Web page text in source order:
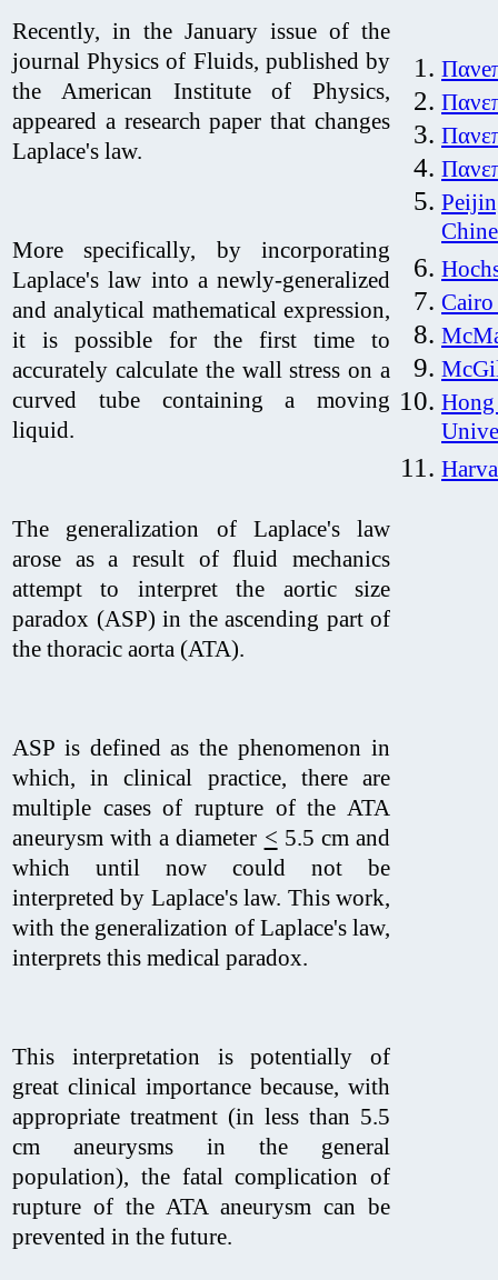
Recently, in the January issue of the
journal Physics of Fluids, published by
the American Institute of Physics,
appeared a research paper that changes
Laplace's law.
More specifically, by incorporating
Laplace's law into a newly-generalized
and analytical mathematical expression,
it is possible for the first time to
accurately calculate the wall stress on a
curved tubecontaining a moving
liquid.
The generalization of Laplace's law
arose as a result of fluid mechanics
attempt to interpret the aortic size
paradox (ASP) in the ascending part of
the thoracic aorta (ATA).
ASP is defined as the phenomenon in
which, in clinical practice, there are
multiple cases of rupture of the ATA
aneurysm with a diameter < 5.5 cm and
which until now could not be
interpreted by Laplace's law. This work,
with the generalization of Laplace's law,
interprets this medical paradox.
This interpretation is potentially of
great clinical importance because, with
appropriate treatment (in less than 5.5
cm aneurysms in the general
population), the fatal complication of
rupture of the ATA aneurysm can be
prevented in the future.